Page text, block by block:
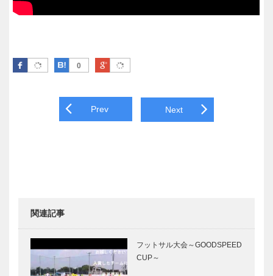
Facebook 0
はてなブックマーク
Google Plus
Post navigation
Prev Next
関連記事
フットサル大会～GOODSPEED
CUP～